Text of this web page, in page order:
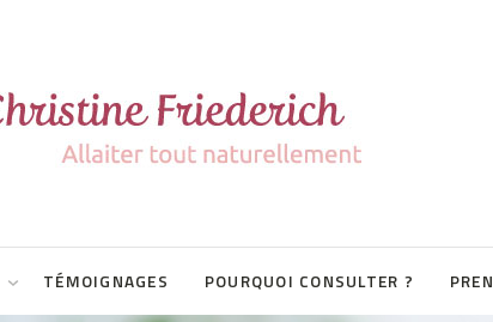
TÉMOIGNAGES POURQUOI CONSULTER ?